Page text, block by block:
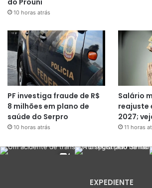
10 horas atrás
PF investiga fraude de R$
8 milhões em plano de
saúde do Serpro
10 horas atrás
Salário
reajuste
2027;
11 horas
EXPEDIENTE